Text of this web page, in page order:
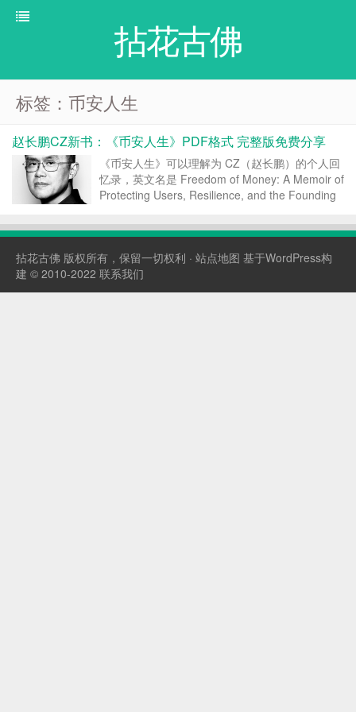
拈花古佛
标签：币安人生
赵长鹏CZ新书：《币安人生》PDF格式 完整版免费分享
《币安人生》可以理解为 CZ（赵长鹏）的个人回
忆录，英文名是 Freedom of Money: A Memoir of
Protecting Users, Resilience, and the Founding
性与保护用...
拈花古佛 版权所有，保留一切权利 · 站点地图 基于WordPress构
建 © 2010-2022 联系我们